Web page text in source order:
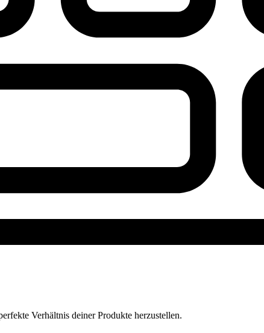
Verhältnis deiner Produkte herzustellen.